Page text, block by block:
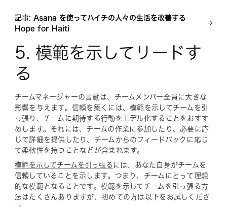
記事: Asana を使ってハイチの人々の生活を改善する
Hope for Haiti
5. 模範を示してリードす
る
チームマネージャーの言動は、チームメンバー全員に大きな
影響を与えます。信頼を築くには、模範を示してチームを引
っ張り、チームに期待する行動をモデル化することをおすす
めします。それには、チームの作業に参加したり、必要に応
じて詳細を提供したり、チームからのフィードバックに応じ
て柔軟性を持つことなどが含まれます。
模範を示してチームを引っ張る には、あなた自身がチームを
信頼していることを示します。つまり、チームにとって理想
的な模範となることです。模範を示してチームを引っ張る方
法はたくさんありますが、初めての方は以下をお試しくださ